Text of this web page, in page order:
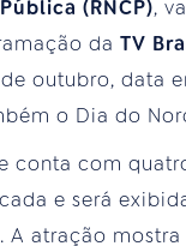
(RNCP),
da TV
outubro, data
o Dia do
conta com
e será
A atração